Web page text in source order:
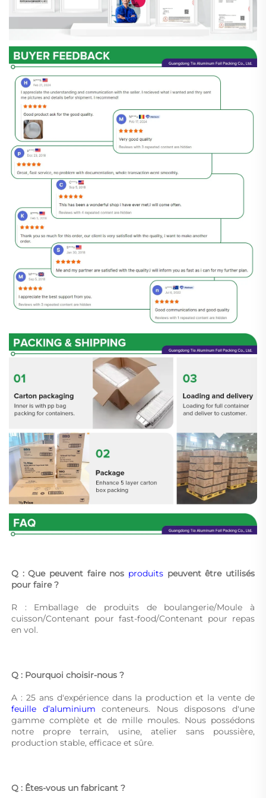
Q : Que peuvent faire nos produits peuvent être utilisés
pour faire ?
R : Emballage de produits de boulangerie/Moule à
cuisson/Contenant pour fast-food/Contenant pour repas
en vol.
Q : Pourquoi choisir-nous ?
feuille d’aluminium conteneurs. Nous disposons d'une
gamme complète et de mille moules. Nous possédons
notre propre terrain, usine, atelier sans poussière,
production stable, efficace et sûre.
Q : Êtes-vous un fabricant ?